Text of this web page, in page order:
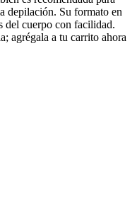
depilación. Su formato en
del cuerpo con facilidad.
agrégala a tu carrito ahora